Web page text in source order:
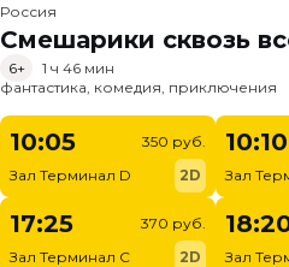
Россия
Смешарики сквозь
6+
1 ч 46 мин
фантастика, комедия, приключения
10:05
Зал Терминал D
350 руб.
2D
10:10
Зал
17:25
Зал Терминал C
370 руб.
2D
Зал